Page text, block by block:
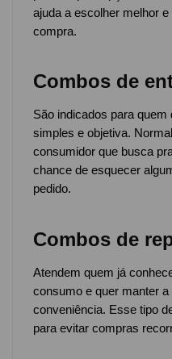
ajuda a escolher melhor
compra.
Combos de
São indicados para
simples e objetiva.
consumidor que busca
chance de esquecer
pedido.
Combos de
Atendem quem já
consumo e quer manter
conveniência. Esse tipo
para evitar compras